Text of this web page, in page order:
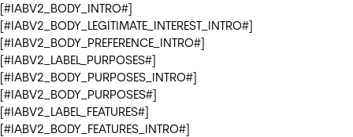
[#IABV2_BODY_INTRO#]
[#IABV2_BODY_LEGITIMATE_INTEREST_INTRO#]
[#IABV2_BODY_PREFERENCE_INTRO#]
[#IABV2_LABEL_PURPOSES#]
[#IABV2_BODY_PURPOSES_INTRO#]
[#IABV2_BODY_PURPOSES#]
[#IABV2_LABEL_FEATURES#]
[#IABV2_BODY_FEATURES_INTRO#]